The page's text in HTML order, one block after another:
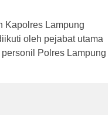
Kapolres Lampung
oleh pejabat utama
Polres Lampung